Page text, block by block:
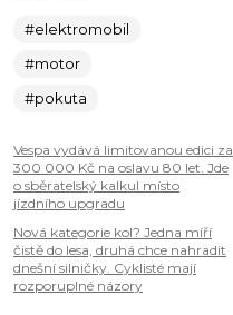
#elektromobil
#motor
#pokuta
Vespa vydává limitovanou edici za
300 000 Kč na oslavu 80 let. Jde
o sběratelský kalkul místo
jízdního upgradu
Nová kategorie kol? Jedna míří
čistě do lesa, druhá chce nahradit
dnešní silničky. Cyklisté mají
rozporuplné názory